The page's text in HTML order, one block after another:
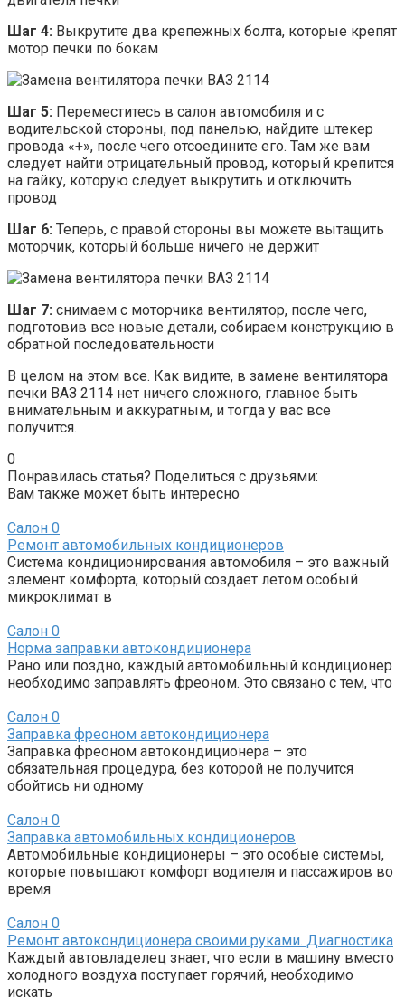
Шаг 4: Выкрутите два крепежных болта, которые крепят
мотор печки по бокам
Шаг 5: Переместитесь в салон автомобиля и с
водительской стороны, под панелью, найдите штекер
провода «+», после чего отсоедините его. Там же вам
следует найти отрицательный провод, который крепится
на гайку, которую следует выкрутить и отключить
провод
Шаг 6: Теперь, с правой стороны вы можете вытащить
моторчик, который больше ничего не держит
Шаг 7: снимаем с моторчика вентилятор, после чего,
подготовив все новые детали, собираем конструкцию в
обратной последовательности
В целом на этом все. Как видите, в замене вентилятора
печки ВАЗ 2114 нет ничего сложного, главное быть
внимательным и аккуратным, и тогда у вас все
получится.
0
Понравилась статья? Поделиться с друзьями:
Вам также может быть интересно
Салон 0
Ремонт автомобильных кондиционеров
Система кондиционирования автомобиля – это важный
элемент комфорта, который создает летом особый
микроклимат в
Салон 0
Норма заправки автокондиционера
Рано или поздно, каждый автомобильный кондиционер
необходимо заправлять фреоном. Это связано с тем, что
Салон 0
Заправка фреоном автокондиционера
Заправка фреоном автокондиционера – это
обязательная процедура, без которой не получится
обойтись ни одному
Салон 0
Заправка автомобильных кондиционеров
Автомобильные кондиционеры – это особые системы,
которые повышают комфорт водителя и пассажиров во
время
Салон 0
Ремонт автокондиционера своими руками. Диагностика
Каждый автовладелец знает, что если в машину вместо
холодного воздуха поступает горячий, необходимо
искать